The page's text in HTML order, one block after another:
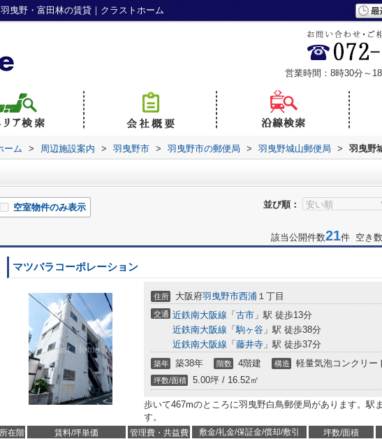
曳野・富田林の賃貸｜クラストホーム
営業時間：8時30分～
ーム > 周辺施設案内 > 羽曳野市 > 羽曳野市の郵便局 > 羽曳野城山郵便局 > 羽曳野
並び順：
空室物件のみ表示
該当公開件数21件 空き数
マツバラコーポレーション
住所 大阪府羽曳野市西浦 １丁目
交通 近鉄南大阪線 「 古市 」駅 徒歩13分
近鉄南大阪線 「駒ヶ谷 」駅 徒歩38分
近鉄南大阪線 「 藤井寺 」駅 徒歩37分
築年 築38年 階数 4階建 構造 軽量気泡コンクリー
坪数/面積 5.00坪 / 16.52㎡
歩いて467mのところに羽曳野白鳥郵便局があります。駅
す。
所在階 賃料/坪単価 管理費・共益費 敷金/礼金/保証金/償却/敷引 坪数/面積